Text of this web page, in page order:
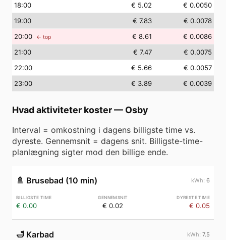
18:00 € 5.02
€ 0.0050
19:00 € 7.83
€ 0.0078
20:00 ← top € 8.61
€ 0.0086
21:00 € 7.47
€ 0.0075
22:00 € 5.66
€ 0.0057
23:00 € 3.89 € 0.0039
Hvad aktiviteter koster— Osby
Interval = omkostning i dagens billigste time vs.
dyreste. Gennemsnit = dagens snit. Billigste-time-
planlægning sigter mod den billige ende.
🚿 Brusebad (10 min) 6
€ 0.00 € 0.02 € 0.05
🛁 Karbad 7.5